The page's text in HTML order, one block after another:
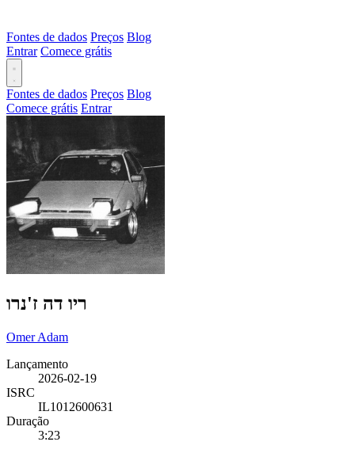
Fontes de dados Preços Blog
Entrar Comece grátis
Fontes de dados Preços Blog
Comece grátis Entrar
ריו דה ז'נרו
Omer Adam
Lançamento
2026-02-19
ISRC
IL1012600631
Duração
3:23